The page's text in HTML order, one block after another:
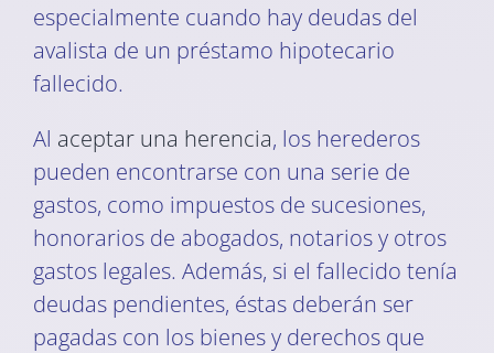
especialmente cuando hay deudas del
avalista de un préstamo hipotecario
fallecido.
Al aceptar una herencia, los herederos
pueden encontrarse con una serie de
gastos, como impuestos de sucesiones,
honorarios de abogados, notarios y otros
gastos legales. Además, si el fallecido tenía
deudas pendientes, éstas deberán ser
pagadas con los bienes y derechos que